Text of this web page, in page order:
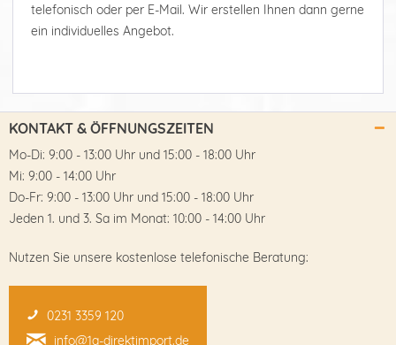
telefonisch oder per E-Mail. Wir erstellen Ihnen dann gerne
ein individuelles Angebot.
KONTAKT & ÖFFNUNGSZEITEN
Mo-Di: 9:00 - 13:00 Uhr und 15:00 - 18:00 Uhr
Mi: 9:00 - 14:00 Uhr
Do-Fr: 9:00 - 13:00 Uhr und 15:00 - 18:00 Uhr
Jeden 1. und 3. Sa im Monat: 10:00 - 14:00 Uhr
Nutzen Sie unsere kostenlose telefonische Beratung:
0231 3359 120
info@1a-direktimport.de